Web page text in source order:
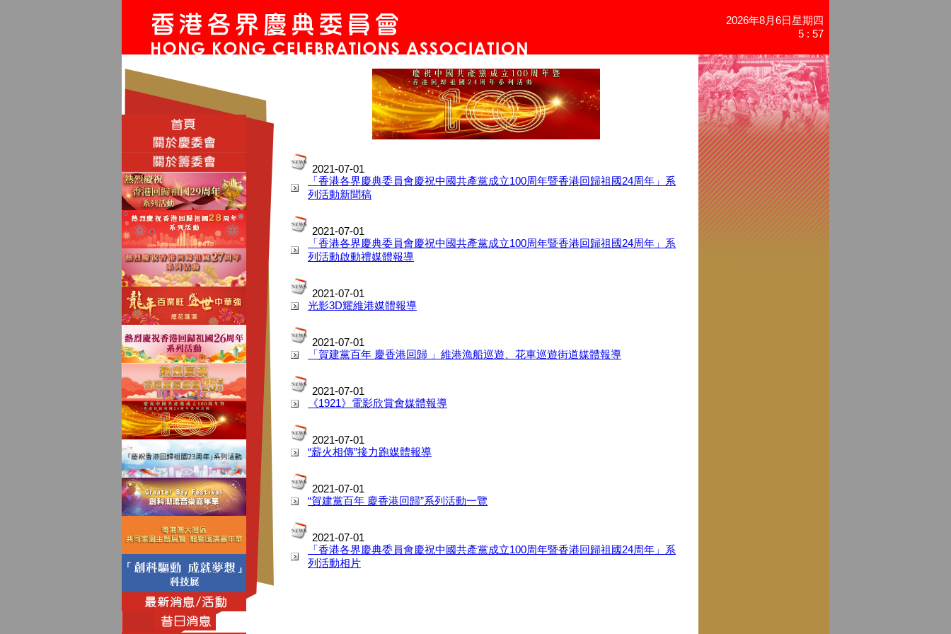
2026年8月6日星期四
5 : 57
2021-07-01
「香港各界慶典委員會慶祝中國共產黨成立100周年暨香港回歸祖國24周年」系
列活動新聞稿
2021-07-01
「香港各界慶典委員會慶祝中國共產黨成立100周年暨香港回歸祖國24周年」系
列活動啟動禮媒體報導
2021-07-01
光影3D耀維港媒體報導
2021-07-01
「賀建黨百年 慶香港回歸 」維港漁船巡遊、花車巡遊街道媒體報導
2021-07-01
《1921》電影欣賞會媒體報導
2021-07-01
“薪火相傳”接力跑媒體報導
2021-07-01
“賀建黨百年 慶香港回歸”系列活動一覽
2021-07-01
「香港各界慶典委員會慶祝中國共產黨成立100周年暨香港回歸祖國24周年」系
列活動相片